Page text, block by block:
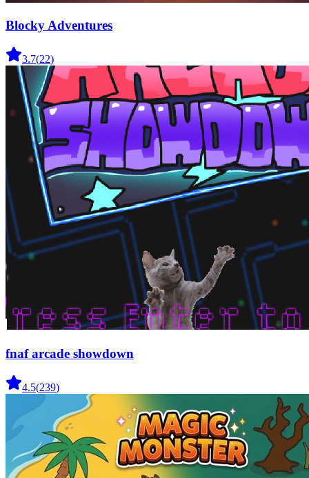
Blocky Adventures
3.7(22)
fnaf arcade showdown
4.5(239)